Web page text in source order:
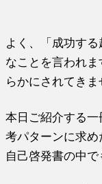
よく、「成功す
なことを言われ
らかにされてきま
本日ご紹介する
考パターンに求
自己啓発書の中で